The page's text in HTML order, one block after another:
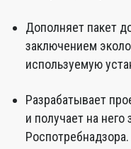
Дополняет пакет
заключением
используемую
Разрабатывает
и получает на него
Роспотребнадзора.